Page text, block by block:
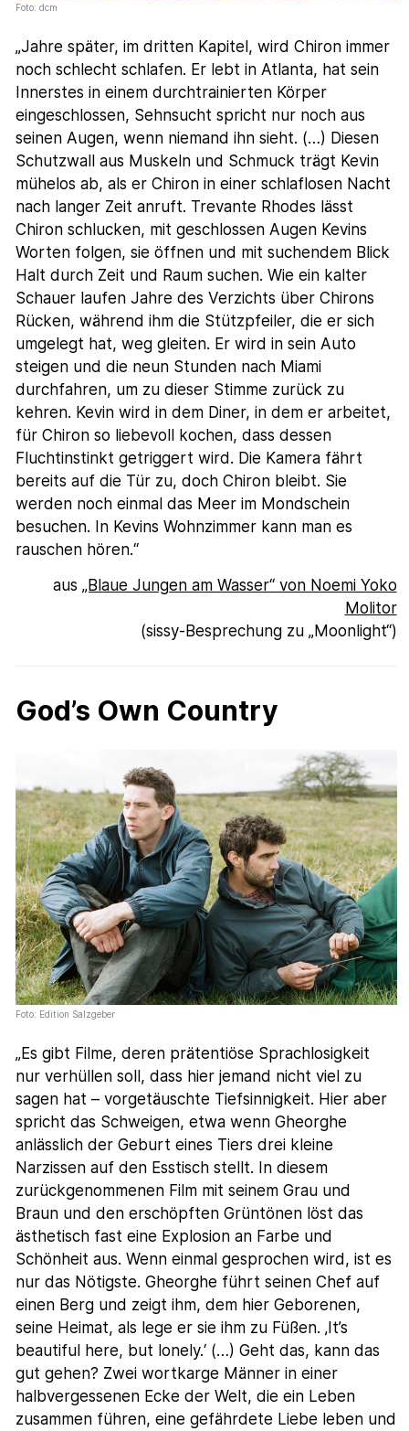
Foto: dcm
„Jahre später, im dritten Kapitel, wird Chiron immer
noch schlecht schlafen. Er lebt in Atlanta, hat sein
Innerstes in einem durchtrainierten Körper
eingeschlossen, Sehnsucht spricht nur noch aus
seinen Augen, wenn niemand ihn sieht. (…) Diesen
Schutzwall aus Muskeln und Schmuck trägt Kevin
mühelos ab, als er Chiron in einer schlaflosen Nacht
nach langer Zeit anruft. Trevante Rhodes lässt
Chiron schlucken, mit geschlossen Augen Kevins
Worten folgen, sie öffnen und mit suchendem Blick
Halt durch Zeit und Raum suchen. Wie ein kalter
Schauer laufen Jahre des Verzichts über Chirons
Rücken, während ihm die Stützpfeiler, die er sich
umgelegt hat, weg gleiten. Er wird in sein Auto
steigen und die neun Stunden nach Miami
durchfahren, um zu dieser Stimme zurück zu
kehren. Kevin wird in dem Diner, in dem er arbeitet,
für Chiron so liebevoll kochen, dass dessen
Fluchtinstinkt getriggert wird. Die Kamera fährt
bereits auf die Tür zu, doch Chiron bleibt. Sie
werden noch einmal das Meer im Mondschein
besuchen. In Kevins Wohnzimmer kann man es
rauschen hören.“
aus „Blaue Jungen am Wasser“ von Noemi Yoko
Molitor
(sissy-Besprechung zu „Moonlight“)
God’s Own Country
Foto: Edition Salzgeber
„Es gibt Filme, deren prätentiöse Sprachlosigkeit
nur verhüllen soll, dass hier jemand nicht viel zu
sagen hat – vorgetäuschte Tiefsinnigkeit. Hier aber
spricht das Schweigen, etwa wenn Gheorghe
anlässlich der Geburt eines Tiers drei kleine
Narzissen auf den Esstisch stellt. In diesem
zurückgenommenen Film mit seinem Grau und
Braun und den erschöpften Grüntönen löst das
ästhetisch fast eine Explosion an Farbe und
Schönheit aus. Wenn einmal gesprochen wird, ist es
nur das Nötigste. Gheorghe führt seinen Chef auf
einen Berg und zeigt ihm, dem hier Geborenen,
seine Heimat, als lege er sie ihm zu Füßen. ‚It’s
beautiful here, but lonely.‘ (…) Geht das, kann das
gut gehen? Zwei wortkarge Männer in einer
halbvergessenen Ecke der Welt, die ein Leben
zusammen führen, eine gefährdete Liebe leben und